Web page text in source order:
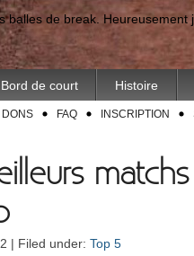
balles de break.
Bord de court Histoire
DONS FAQ INSCRIPTION
| Filed under: Top 5